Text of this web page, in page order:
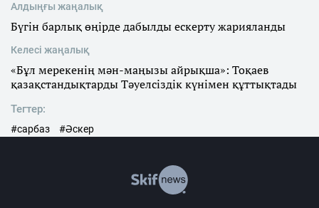
Алдыңғы жаңалық
Бүгін барлық өңірде дабылды ескерту жарияланды
Келесі жаңалық
«Бұл мерекенің мән-маңызы айрықша»: Тоқаев
қазақстандықтарды Тәуелсіздік күнімен құттықтады
Тегтер:
#сарбаз #Әскер